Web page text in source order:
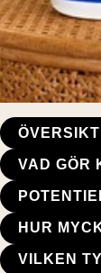
ÖVERSIKT
VAD GÖR
HUR
VILKEN